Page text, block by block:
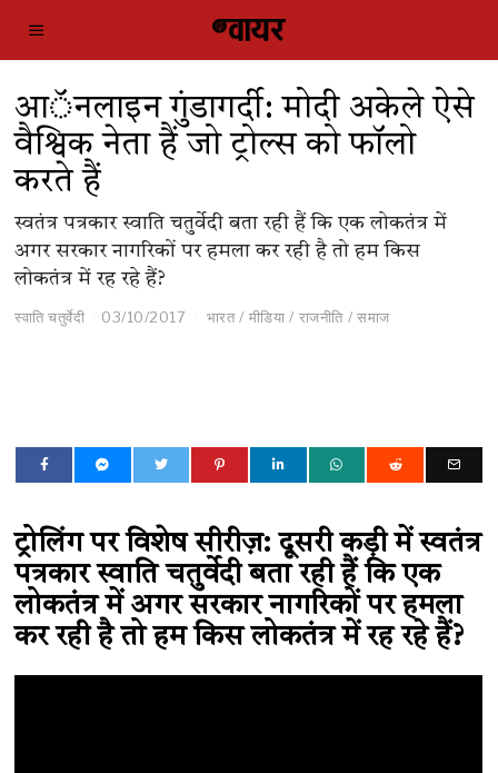
आॅनलाइन गुंडागर्दी: मोदी अकेले ऐसे
वैश्विक नेता हैं जो ट्रोल्स को फॉलो
करते हैं
स्वतंत्र पत्रकार स्वाति चतुर्वेदी बता रही हैं कि एक लोकतंत्र में
अगर सरकार नागरिकों पर हमला कर रही है तो हम किस
लोकतंत्र में रह रहे हैं?
स्वाति चतुर्वेदी 03/10/2017 भारत / मीडिया / राजनीति / समाज
ट्रोलिंग पर विशेष सीरीज़: दूसरी कड़ी में स्वतंत्र
पत्रकार स्वाति चतुर्वेदी बता रही हैं कि एक
लोकतंत्र में अगर सरकार नागरिकों पर हमला
कर रही है तो हम किस लोकतंत्र में रह रहे हैं?